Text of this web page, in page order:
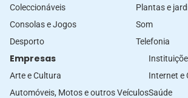
Coleccionáveis
Consolas e Jogos
Desporto
Plantas e
Som
Telefonia
Empresas
Arte e Cultura
Automóveis, Motos e outros Veículos
Internet e
Saúde